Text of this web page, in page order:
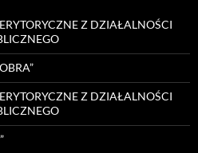
Z DZIAŁALNOŚCI
Z DZIAŁALNOŚCI